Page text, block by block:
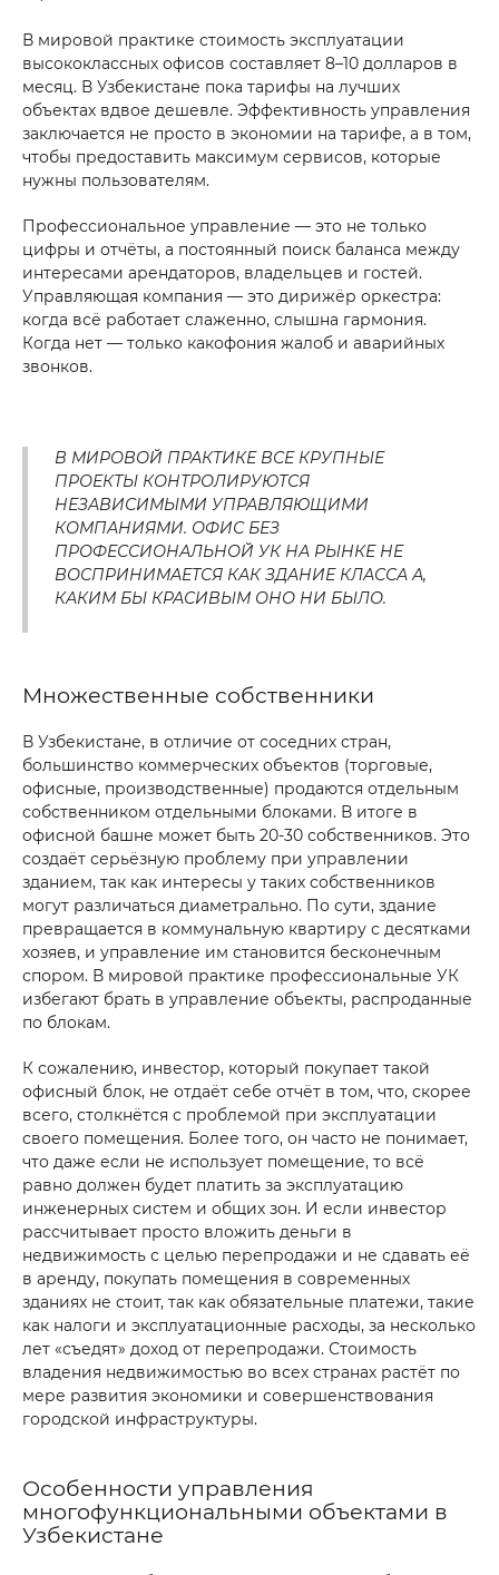
В мировой практике стоимость эксплуатации
высококлассных офисов составляет 8–10 долларов в
месяц. В Узбекистане пока тарифы на лучших
объектах вдвое дешевле. Эффективность управления
заключается не просто в экономии на тарифе, а в том,
чтобы предоставить максимум сервисов, которые
нужны пользователям.
Профессиональное управление — это не только
цифры и отчёты, а постоянный поиск баланса между
интересами арендаторов, владельцев и гостей.
Управляющая компания — это дирижёр оркестра:
когда всё работает слаженно, слышна гармония.
Когда нет — только какофония жалоб и аварийных
звонков.
В МИРОВОЙ ПРАКТИКЕ ВСЕ КРУПНЫЕ
ПРОЕКТЫ КОНТРОЛИРУЮТСЯ
НЕЗАВИСИМЫМИ УПРАВЛЯЮЩИМИ
КОМПАНИЯМИ. ОФИС БЕЗ
ПРОФЕССИОНАЛЬНОЙ УК НА РЫНКЕ НЕ
ВОСПРИНИМАЕТСЯ КАК ЗДАНИЕ КЛАССА А,
КАКИМ БЫ КРАСИВЫМ ОНО НИ БЫЛО.
Множественные собственники
В Узбекистане, в отличие от соседних стран,
большинство коммерческих объектов (торговые,
офисные, производственные) продаются отдельным
собственником отдельными блоками. В итоге в
офисной башне может быть 20-30 собственников. Это
создаёт серьёзную проблему при управлении
зданием, так как интересы у таких собственников
могут различаться диаметрально. По сути, здание
превращается в коммунальную квартиру с десятками
хозяев, и управление им становится бесконечным
спором. В мировой практике профессиональные УК
избегают брать в управление объекты, распроданные
по блокам.
К сожалению, инвестор, который покупает такой
офисный блок, не отдаёт себе отчёт в том, что, скорее
всего, столкнётся с проблемой при эксплуатации
своего помещения. Более того, он часто не понимает,
что даже если не использует помещение, то всё
равно должен будет платить за эксплуатацию
инженерных систем и общих зон. И если инвестор
рассчитывает просто вложить деньги в
недвижимость с целью перепродажи и не сдавать её
в аренду, покупать помещения в современных
зданиях не стоит, так как обязательные платежи, такие
как налоги и эксплуатационные расходы, за несколько
лет «съедят» доход от перепродажи. Стоимость
владения недвижимостью во всех странах растёт по
мере развития экономики и совершенствования
городской инфраструктуры.
Особенности управления
многофункциональными объектами в
Узбекистане